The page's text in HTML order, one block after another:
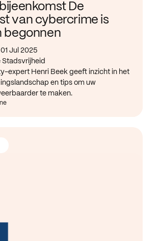
De
van cybercrime is
begonnen
Jul 2025
Stadsvrijheid
expert Henri Beek geeft inzicht in het
en tips om uw
te maken.